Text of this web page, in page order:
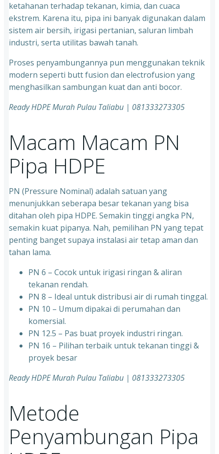
ketahanan terhadap tekanan, kimia, dan cuaca
ekstrem. Karena itu, pipa ini banyak digunakan dalam
sistem air bersih, irigasi pertanian, saluran limbah
industri, serta utilitas bawah tanah.
Proses penyambungannya pun menggunakan teknik
modern seperti butt fusion dan electrofusion yang
menghasilkan sambungan kuat dan anti bocor.
Ready HDPE Murah Pulau Taliabu | 081333273305
Macam Macam PN
Pipa HDPE
PN (Pressure Nominal) adalah satuan yang
menunjukkan seberapa besar tekanan yang bisa
ditahan oleh pipa HDPE. Semakin tinggi angka PN,
semakin kuat pipanya. Nah, pemilihan PN yang tepat
penting banget supaya instalasi air tetap aman dan
tahan lama.
PN 6 – Cocok untuk irigasi ringan & aliran
tekanan rendah.
PN 8 – Ideal untuk distribusi air di rumah tinggal.
PN 10 – Umum dipakai di perumahan dan
komersial.
PN 12.5 – Pas buat proyek industri ringan.
PN 16 – Pilihan terbaik untuk tekanan tinggi &
proyek besar
Ready HDPE Murah Pulau Taliabu | 081333273305
Metode
Penyambungan Pipa